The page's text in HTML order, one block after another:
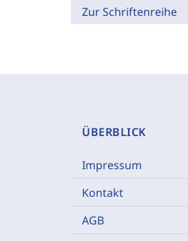
Zur Schriftenreihe
ÜBERBLICK
Impressum
Kontakt
AGB